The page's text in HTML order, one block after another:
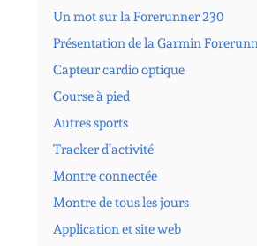
Un mot sur la Forerunner 230
Présentation de la Garmin
Capteur cardio optique
Course à pied
Autres sports
Tracker d’activité
Montre connectée
Montre de tous les jours
Application et site web